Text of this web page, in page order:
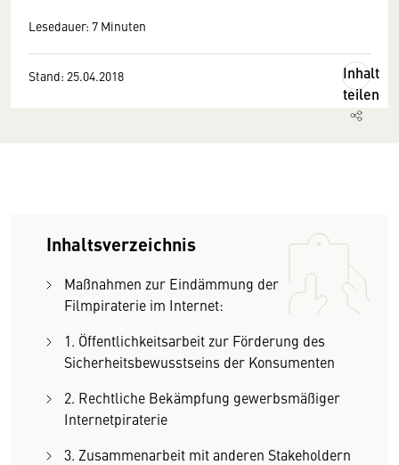
Lesedauer: 7 Minuten
Stand: 25.04.2018
Inhalt
teilen
Inhaltsverzeichnis
Maßnahmen zur Eindämmung der
Filmpiraterie im Internet:
1. Öffentlichkeitsarbeit zur Förderung des
Sicherheitsbewusstseins der Konsumenten
2. Rechtliche Bekämpfung gewerbsmäßiger
Internetpiraterie
3. Zusammenarbeit mit anderen Stakeholdern